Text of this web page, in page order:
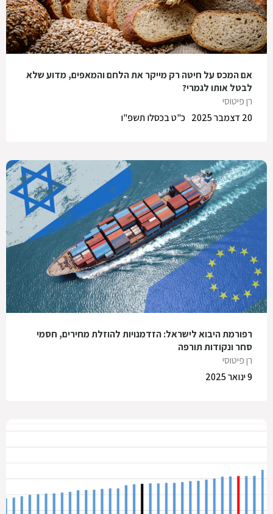
אם המכס על חיטה רק מייקר את הלחם והמאפים, מדוע שלא
לבטל אותו לגמרי?
רן פיטוסי
כ"ט בכסלו תשפ"ו
20 דצמבר 2025
רפורמת היבוא לישראל: הזדמנויות להוזלת מחירים, חסמי
סחר ונקודות תורפה
רן פיטוסי
9 ינואר 2025